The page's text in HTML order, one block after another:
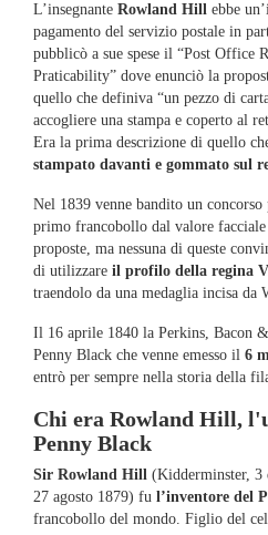
L’insegnante Rowland Hill ebbe
pagamento del servizio postale in
pubblicò a sue spese il “Post Office
Praticability” dove enunciò la
quello che definiva “un pezzo di
accogliere una stampa e coperto al
Era la prima descrizione di quello
stampato davanti e gommato sul
Nel 1839 venne bandito un
primo francobollo dal valore
proposte, ma nessuna di queste
di utilizzare il profilo della regina
traendolo da una medaglia incisa da
Il 16 aprile 1840 la Perkins, Bacon
Penny Black che venne emesso il 6
entrò per sempre nella storia della
Chi era Rowland Hill,
Penny Black
Sir Rowland Hill (Kidderminster, 3
27 agosto 1879) fu l’inventore del
francobollo del mondo. Figlio del